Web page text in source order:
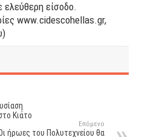
είσοδο.
www.cidescohellas.gr,
Κιάτο
Επόμενο
ήρωες του Πολυτεχνείου θα